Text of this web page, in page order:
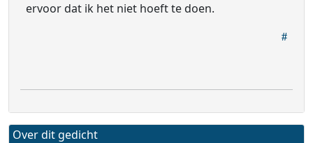
ervoor dat ik het niet hoeft te doen.
Over dit gedicht